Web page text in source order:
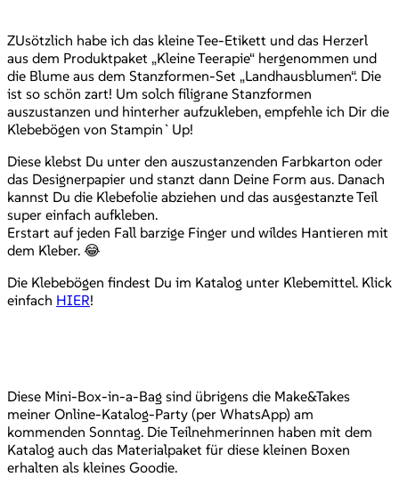
ZUsötzlich habe ich das kleine Tee-Etikett und das Herzerl
aus dem Produktpaket „Kleine Teerapie“ hergenommen und
die Blume aus dem Stanzformen-Set „Landhausblumen“. Die
ist so schön zart! Um solch filigrane Stanzformen
auszustanzen und hinterher aufzukleben, empfehle ich Dir die
Klebebögen von Stampin`Up!
Diese klebst Du unter den auszustanzenden Farbkarton oder
das Designerpapier und stanzt dann Deine Form aus. Danach
kannst Du die Klebefolie abziehen und das ausgestanzte Teil
super einfach aufkleben.
Erstart auf jeden Fall barzige Finger und wildes Hantieren mit
dem Kleber. 😂
Die Klebebögen findest Du im Katalog unter Klebemittel. Klick
einfach HIER!
Diese Mini-Box-in-a-Bag sind übrigens die Make&Takes
meiner Online-Katalog-Party (per WhatsApp) am
kommenden Sonntag. Die Teilnehmerinnen haben mit dem
Katalog auch das Materialpaket für diese kleinen Boxen
erhalten als kleines Goodie.